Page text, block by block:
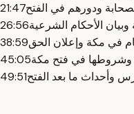
21:47ودورهم في الفتح
26:56الأحكام الشرعية
38:59في مكة وإعلان الحق
45:05وشروطها في فتح مكة
49:51وأحداث ما بعد الفتح